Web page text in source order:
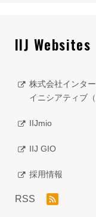
IIJ Websites
株式会社インタ
イニシアティブ（
IIJmio
IIJ GIO
採用情報
RSS